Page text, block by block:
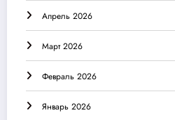
Апрель 2026
Март 2026
Февраль 2026
Январь 2026